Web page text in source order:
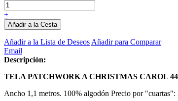
+
Añadir a la Cesta
Añadir a la Lista de Deseos Añadir para Comparar
Email
Descripción:
TELA PATCHWORK A CHRISTMAS CAROL
Ancho 1,1 metros. 100% algodón Precio por